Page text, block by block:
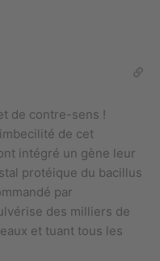
de contre-sens !
de cet
intégré un gène leur
protéique du bacillus
par
des milliers de
et tuant tous les